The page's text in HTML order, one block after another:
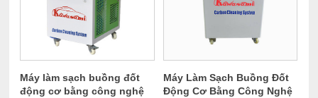
Máy làm sạch buồng đốt
động cơ bằng công nghệ
Máy Làm Sạch Buồng Đốt
Động Cơ Bằng Công Nghệ